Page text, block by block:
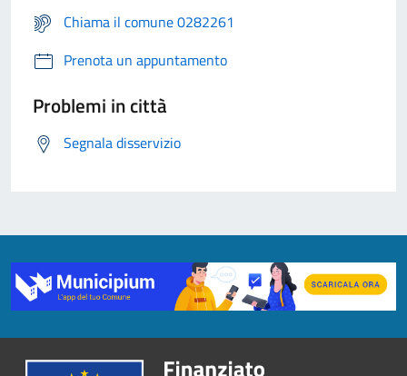
Chiama il comune 0282261
Prenota un appuntamento
Problemi in città
Segnala disservizio